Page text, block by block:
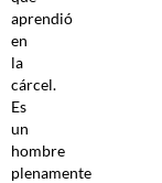
aprendió
en
la
cárcel.
Es
un
hombre
plenamente